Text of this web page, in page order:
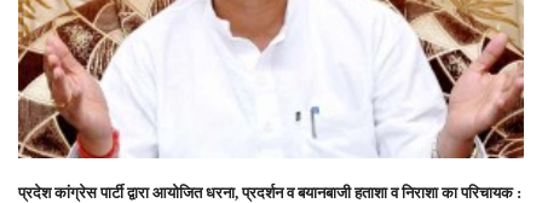
प्रदेश कांग्रेस पार्टी द्वारा आयोजित धरना, प्रदर्शन व बयानबाजी हताशा व निराशा का परिचायक :